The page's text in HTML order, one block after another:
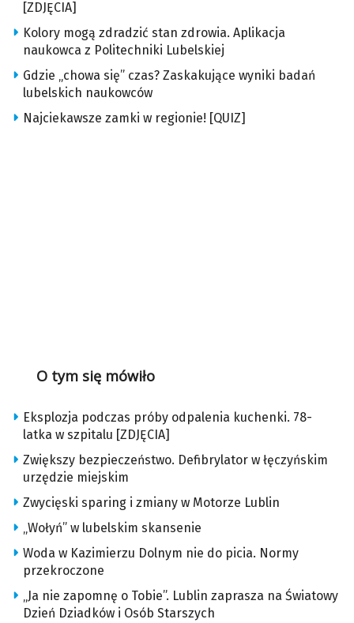
[ZDJĘCIA]
Kolory mogą zdradzić stan zdrowia. Aplikacja
naukowca z Politechniki Lubelskiej
Gdzie „chowa się” czas? Zaskakujące wyniki badań
lubelskich naukowców
Najciekawsze zamki w regionie! [QUIZ]
O tym się mówiło
Eksplozja podczas próby odpalenia kuchenki. 78-
latka w szpitalu [ZDJĘCIA]
Zwiększy bezpieczeństwo. Defibrylator w łęczyńskim
urzędzie miejskim
Zwycięski sparing i zmiany w Motorze Lublin
„Wołyń” w lubelskim skansenie
Woda w Kazimierzu Dolnym nie do picia. Normy
przekroczone
„Ja nie zapomnę o Tobie”. Lublin zaprasza na Światowy
Dzień Dziadków i Osób Starszych